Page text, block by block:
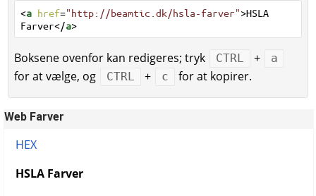
Web Farver
HEX
HSLA Farver
<a href="http://beamtic.dk/hsla-farver">HSLA
Farver</a>
Boksene ovenfor kan redigeres; tryk CTRL + a
for at vælge, og CTRL + c for at kopirer.